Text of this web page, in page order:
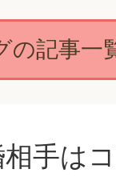
の記事一
手は